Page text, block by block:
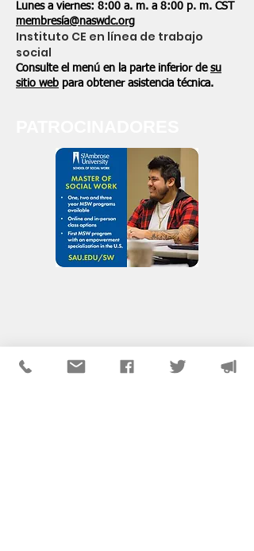
Lunes a viernes: 8:00 a. m. a 8:00 p. m. CST
membresía@naswdc.org
Instituto CE en línea de trabajo
social
Consulte el menú en la parte inferior de su
sitio web para obtener asistencia técnica.